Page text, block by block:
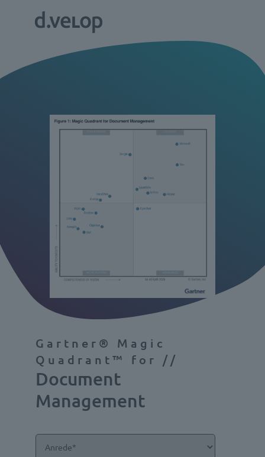
Gartner® Magic
Quadrant™ for //
Document
Management